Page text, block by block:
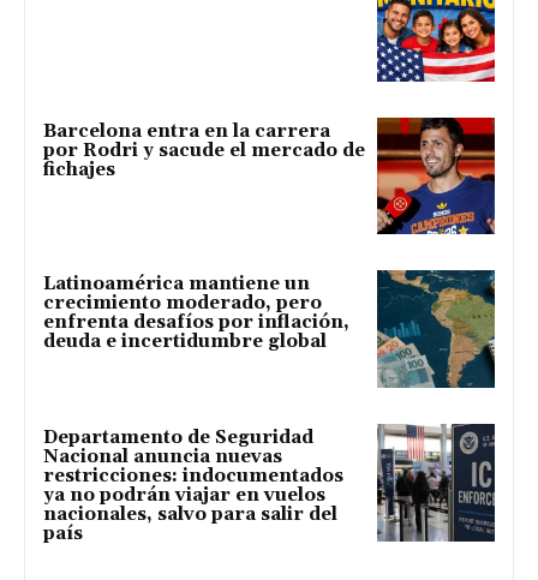
Barcelona entra en la carrera
por Rodri y sacude el mercado de
fichajes
Latinoamérica mantiene un
crecimiento moderado, pero
enfrenta desafíos por inflación,
deuda e incertidumbre global
Departamento de Seguridad
Nacional anuncia nuevas
restricciones: indocumentados
ya no podrán viajar en vuelos
nacionales, salvo para salir del
país